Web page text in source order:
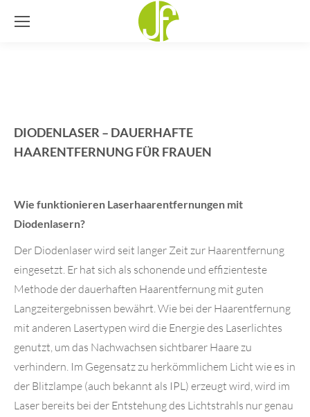
DIODENLASER – DAUERHAFTE
HAARENTFERNUNG FÜR FRAUEN
Wie funktionieren Laserhaarentfernungen mit
Diodenlasern?
Der Diodenlaser wird seit langer Zeit zur Haarentfernung
eingesetzt. Er hat sich als schonende und effizienteste
Methode der dauerhaften Haarentfernung mit guten
Langzeitergebnissen bewährt. Wie bei der Haarentfernung
mit anderen Lasertypen wird die Energie des Laserlichtes
genutzt, um das Nachwachsen sichtbarer Haare zu
verhindern. Im Gegensatz zu herkömmlichem Licht wie es in
der Blitzlampe (auch bekannt als IPL) erzeugt wird, wird im
Laser bereits bei der Entstehung des Lichtstrahls nur genau